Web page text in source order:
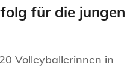
für die jungen
Volleyballerinnen in